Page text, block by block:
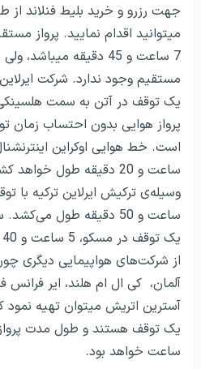
جهت رزرو و خرید بلیط فنلاند
می­توانید اقدام نمایید. پرواز
7 ساعت و 45 دقیقه
مستقیم وجود ندارد. شرکت
یک توقف در آتن به سمت
ساعت و 20 دقیقه طول
ساعت و 50 دقیقه طول
از شرکت‌های هواپیمایی دیگری چون
آلمان، کی ال ام هلند، ایر فرانس
آسترین اتریش می­توان تهیه نمود
ساعت خواهد بود.